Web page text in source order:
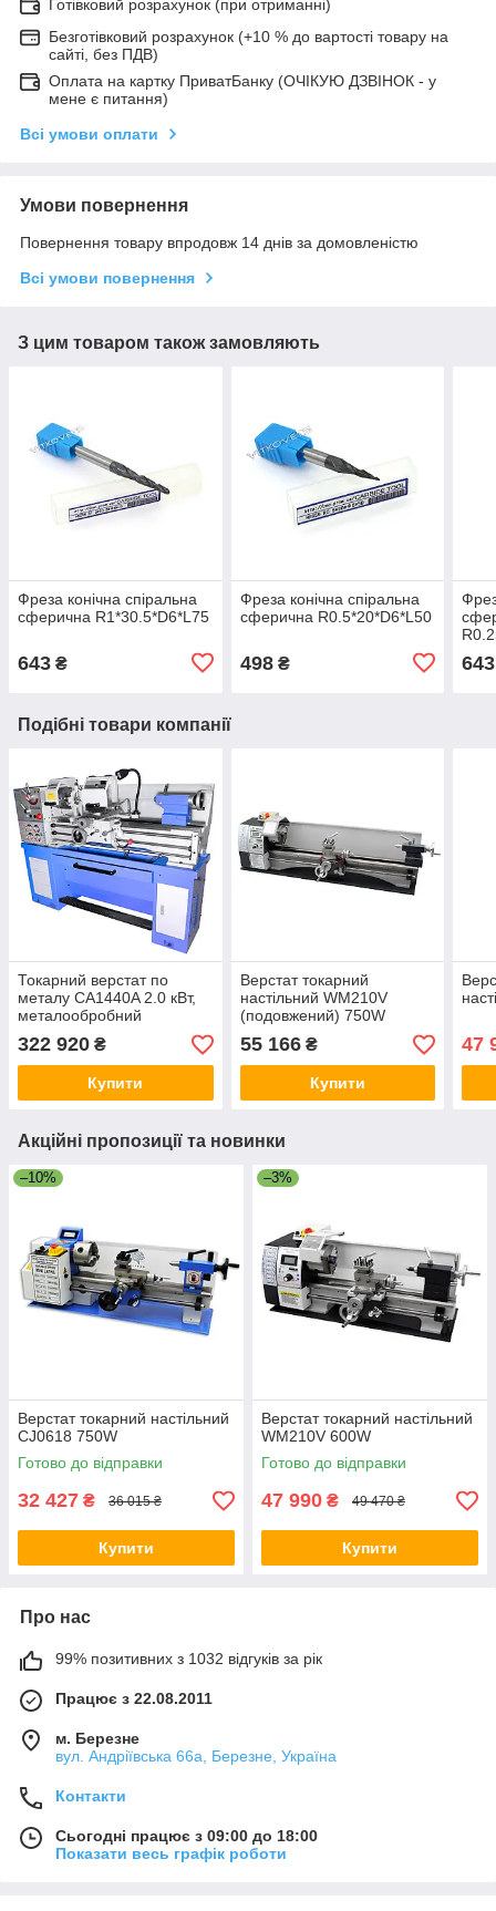
Готівковий розрахунок (при отриманні)
Безготівковий розрахунок (+10 % до вартості товару на
сайті, без ПДВ)
Оплата на картку ПриватБанку (ОЧІКУЮ ДЗВІНОК - у
мене є питання)
Всі умови оплати
Умови повернення
Повернення товару впродовж 14 днів за домовленістю
Всі умови повернення
З цим товаром також замовляють
Фреза конічна спіральна
сферична R1*30.5*D6*L75
643 ₴
Фреза конічна спіральна
сферична R0.5*20*D6*L50
498₴ 643
Подібні товари компанії
Токарний верстат по
металу CA1440A 2.0 кВт,
металообробний
настільний токарно-
гвинторізний верстат (К2)
322 920 ₴
Купити
Верстат токарний
настільний WM210V
(подовжений) 750W
55 166₴
Купити
47
Акційні пропозиції та новинки
–10%
Верстат токарний настільний
CJ0618 750W
Готово до відправки
32 427 ₴ 36 015 ₴
Купити
–3%
Верстат токарний настільний
WM210V 600W
Готово до відправки
47 990 ₴ 49 470 ₴
Купити
Про нас
99% позитивних з 1032 відгуків за рік
Працює з 22.08.2011
м. Березне
вул. Андріївська 66а, Березне, Україна
Контакти
Сьогодні працює з 09:00 до 18:00
Показати весь графік роботи